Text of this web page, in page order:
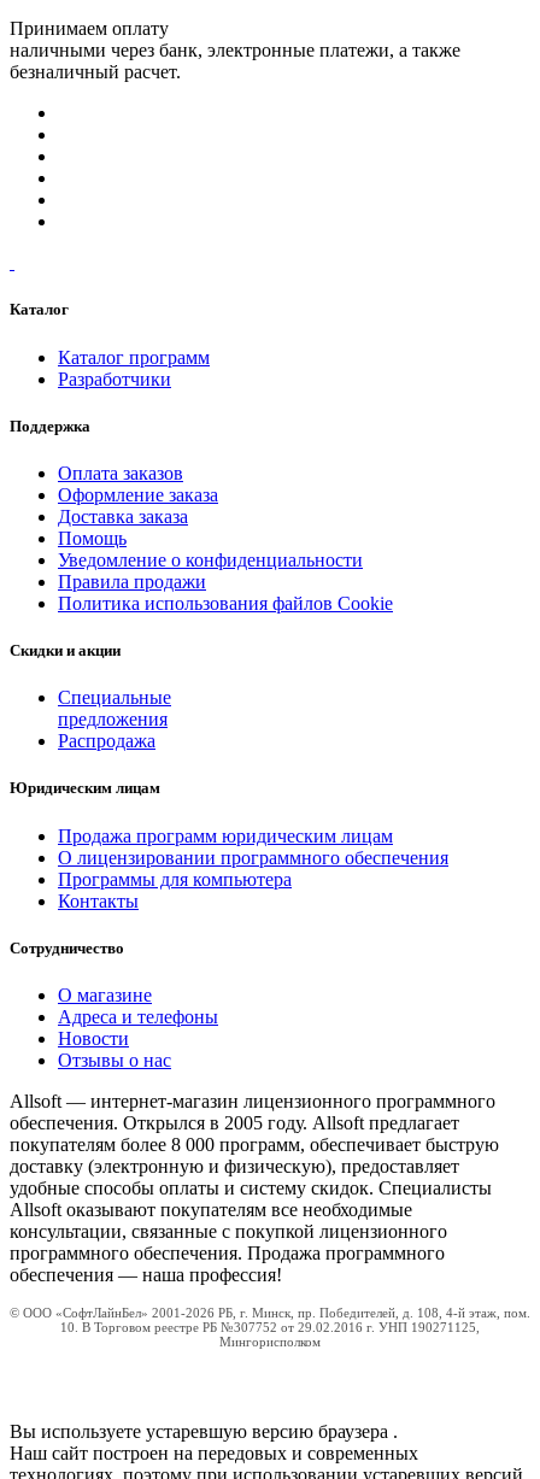
Принимаем оплату
наличными через банк, электронные платежи, а также
безналичный расчет.
Каталог
Каталог программ
Разработчики
Поддержка
Оплата заказов
Оформление заказа
Доставка заказа
Помощь
Уведомление о конфиденциальности
Правила продажи
Политика использования файлов Cookie
Скидки и акции
Специальные
предложения
Распродажа
Юридическим лицам
Продажа программ юридическим лицам
О лицензировании программного обеспечения
Программы для компьютера
Контакты
Сотрудничество
О магазине
Адреса и телефоны
Новости
Отзывы о нас
Allsoft — интернет-магазин лицензионного программного
обеспечения. Открылся в 2005 году. Allsoft предлагает
покупателям более 8 000 программ, обеспечивает быструю
доставку (электронную и физическую), предоставляет
удобные способы оплаты и систему скидок. Специалисты
Allsoft оказывают покупателям все необходимые
консультации, связанные с покупкой лицензионного
программного обеспечения. Продажа программного
обеспечения — наша профессия!
© ООО «СофтЛайнБел» 2001-2026 РБ, г. Минск, пр. Победителей, д. 108, 4-й этаж, пом.
10. В Торговом реестре РБ №307752 от 29.02.2016 г. УНП 190271125,
Мингорисполком
Вы используете устаревшую версию браузера .
Наш сайт построен на передовых и современных
технологиях, поэтому при использовании устаревших версий